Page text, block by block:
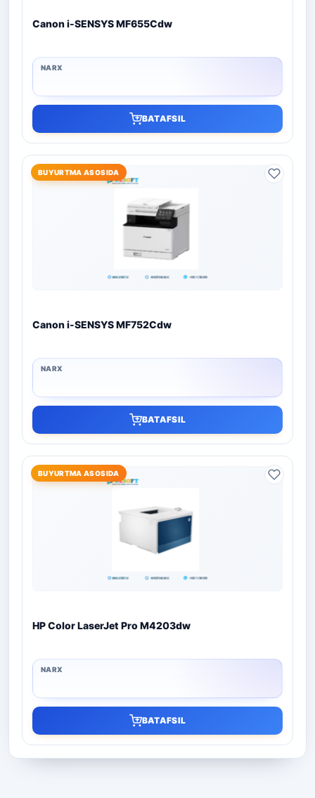
Canon i-SENSYS MF655Cdw
BATAFSIL
BUYURTMA ASOSIDA
Canon i-SENSYS MF752Cdw
BATAFSIL
BUYURTMA ASOSIDA
HP Color LaserJet Pro M4203dw
BATAFSIL